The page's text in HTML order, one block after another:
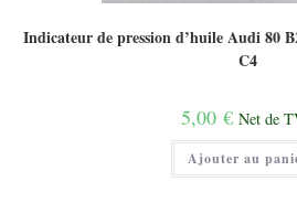
Indicateur de pression d’huile Audi 80
C4
5,00 € Net de
Ajouter au